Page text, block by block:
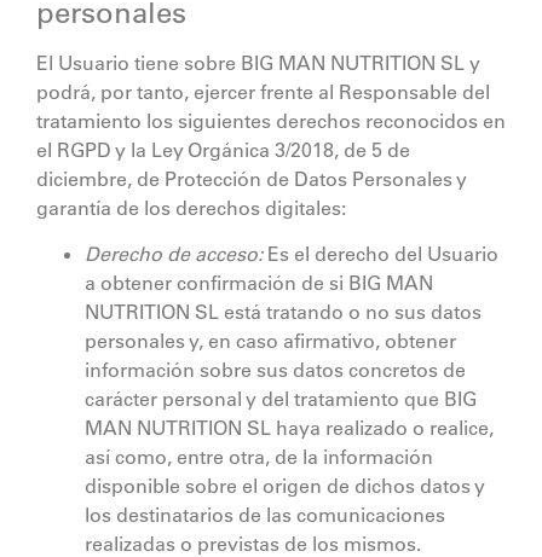
personales
El Usuario tiene sobre BIG MAN NUTRITION SL y
podrá, por tanto, ejercer frente al Responsable del
tratamiento los siguientes derechos reconocidos en
el RGPD y la Ley Orgánica 3/2018, de 5 de
diciembre, de Protección de Datos Personales y
garantía de los derechos digitales:
Derecho de acceso:Es el derecho del Usuario
a obtener confirmación de si BIG MAN
NUTRITION SL está tratando o no sus datos
personales y, en caso afirmativo, obtener
información sobre sus datos concretos de
carácter personal y del tratamiento que BIG
MAN NUTRITION SL haya realizado o realice,
así como, entre otra, de la información
disponible sobre el origen de dichos datos y
los destinatarios de las comunicaciones
realizadas o previstas de los mismos.